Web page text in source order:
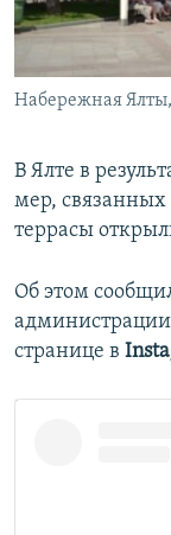
ПОБЕДИТЕЛЕЙ НЕ
ELIFBE
ПРИСОЕДИНЯЙТЕСЬ!
Все сайты
Набережная
В Ялте в
мер, связанных
террасы
Об этом
администрации
странице в